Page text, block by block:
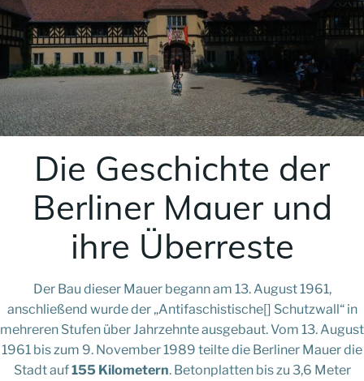
Die Geschichte der
Berliner Mauer und
ihre Überreste
Der Bau dieser Mauer begann am 13. August 1961,
anschließend wurde der „Antifaschistische[] Schutzwall“ in
mehreren Stufen über Jahrzehnte ausgebaut. Vom 13. August
1961 bis zum 9. November 1989 teilte die Berliner Mauer die
Stadt auf155 Kilometern. Betonplatten bis zu 3,6 Meter